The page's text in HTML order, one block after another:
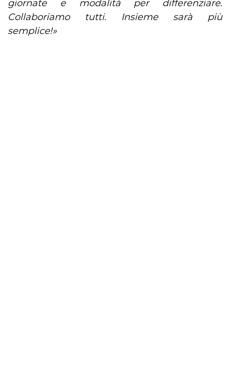
giornate e modalità per differenziare.
Collaboriamo tutti. Insieme sarà più
semplice!»